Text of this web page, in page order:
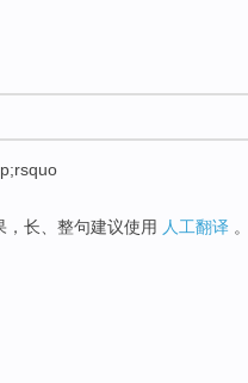
，长、整句建议使用 人工翻译